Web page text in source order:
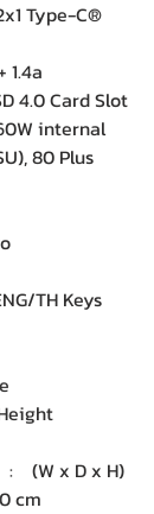
Type-C®
4.0 Card Slot
internal
80 Plus
TH Keys
: (W x D x H)
cm